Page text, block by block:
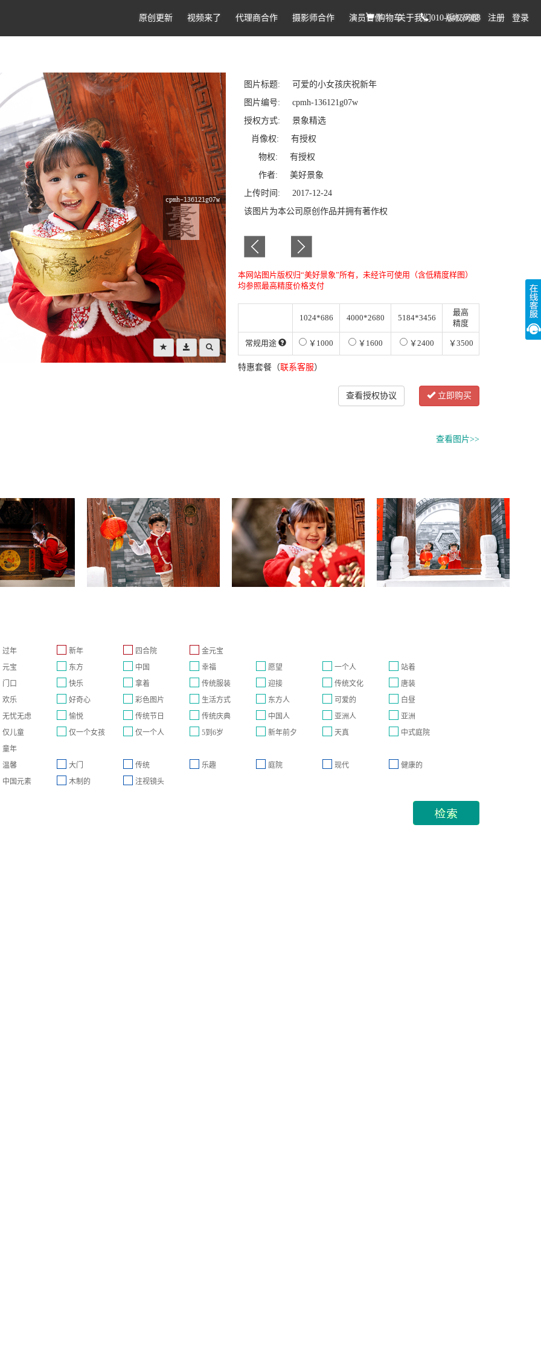
原创更新 视频来了 代理商合作 摄影师合作 演员合作 关于我们 版权问题
购物车 010-64159988 注册 登录
图片标题: 可爱的小女孩庆祝新年
图片编号: cpmh-136121g07w
授权方式: 景象精选
肖像权: 有授权
物权: 有授权
作者: 美好景象
上传时间: 2017-12-24
该图片为本公司原创作品并拥有著作权
本网站图片版权归“美好景象”所有，未经许可使用（含低精度样图）
均参照最高精度价格支付
1024*686 4000*2680 5184*3456
最高
精度
常规用途 ￥1000 ￥1600 ￥2400 ￥3500
特惠套餐（联系客服）
查看授权协议 立即购买
查看图片>>
过年 新年 四合院
金元宝
元宝
东方 中国 幸福 愿望 一个人
站着
门口
快乐 拿着 传统服装 迎接 传统文化
唐装
欢乐
好奇心 彩色图片 生活方式 东方人 可爱的
白昼
无忧无虑
愉悦 传统节日 传统庆典 中国人 亚洲人
亚洲
仅儿童
仅一个女孩 仅一个人 5到6岁 新年前夕 天真
中式庭院
童年
温馨
大门 传统 乐趣 庭院 现代
健康的
中国元素
木制的 注视镜头